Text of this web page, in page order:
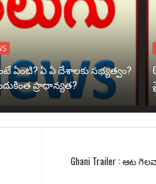
ఏంటి? ఏ ఏ దేశాలకు సభ్యత్వం?
ప్రాధాన్యత?
Ghani Trailer : ఆట